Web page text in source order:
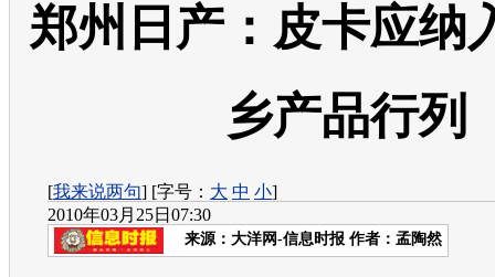
郑州日产：皮卡应纳
乡产品行列
[我来说两句] [字号： 大 中 小]
2010年03月25日07:30
来源： 大洋网-信息时报 作者：孟陶然